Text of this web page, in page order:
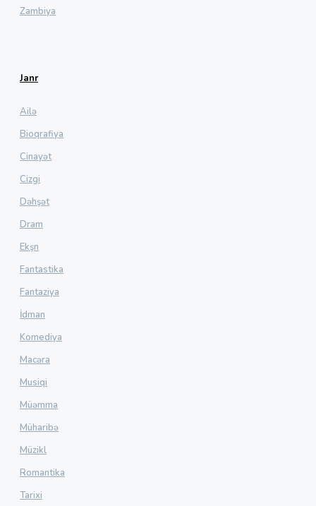
Zambiya
Janr
Ailə
Bioqrafiya
Cinayət
Cizgi
Dəhşət
Dram
Ekşn
Fantastika
Fantaziya
İdman
Komediya
Macəra
Musiqi
Müəmma
Müharibə
Müzikl
Romantika
Tarixi